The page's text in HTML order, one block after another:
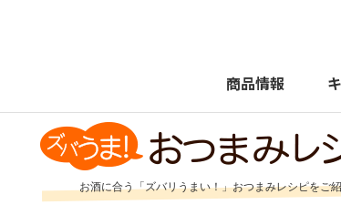
商品情報
お酒に合う「ズバリうまい！」おつまみレシピをご